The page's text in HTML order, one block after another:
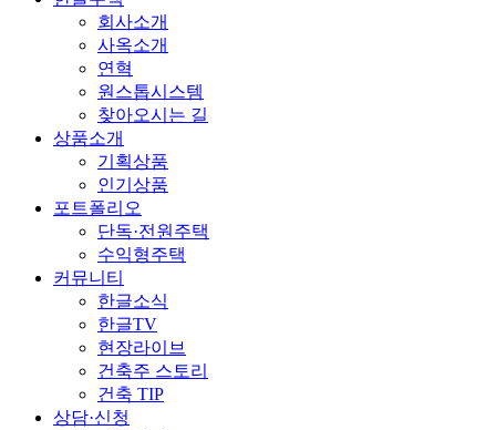
회사소개
사옥소개
연혁
원스톱시스템
찾아오시는 길
상품소개
기획상품
인기상품
포트폴리오
단독·전원주택
수익형주택
커뮤니티
한글소식
한글TV
현장라이브
건축주 스토리
건축 TIP
상담·신청